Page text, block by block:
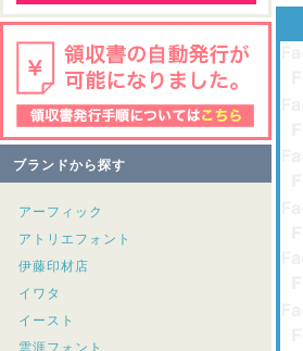
ブランドから探す
アーフィック
アトリエフォント
伊藤印材店
イワタ
イースト
雲涯フォント